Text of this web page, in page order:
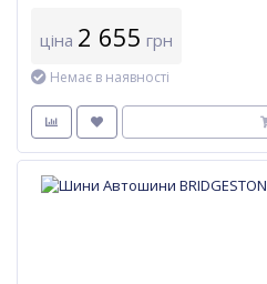
ціна 2 655 грн
Немає в наявності